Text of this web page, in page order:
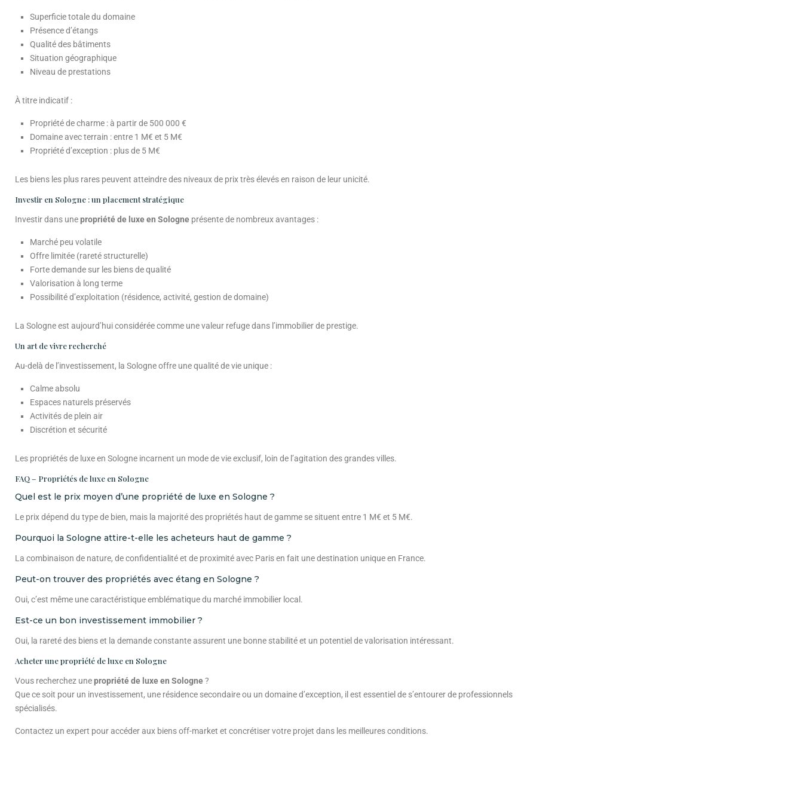
Superficie totale du domaine
Présence d’étangs
Qualité des bâtiments
Situation géographique
Niveau de prestations
À titre indicatif :
Propriété de charme : à partir de 500 000 €
Domaine avec terrain : entre 1 M€ et 5 M€
Propriété d’exception : plus de 5 M€
Les biens les plus rares peuvent atteindre des niveaux de prix très élevés en raison de leur unicité.
Investir en Sologne : un placement stratégique
Investir dans unepropriété de luxe en Sologne présente de nombreux avantages :
Marché peu volatile
Offre limitée (rareté structurelle)
Forte demande sur les biens de qualité
Valorisation à long terme
Possibilité d’exploitation (résidence, activité, gestion de domaine)
La Sologne est aujourd’hui considérée comme une valeur refuge dans l’immobilier de prestige.
Un art de vivre recherché
Au-delà de l’investissement, la Sologne offre une qualité de vie unique :
Calme absolu
Espaces naturels préservés
Activités de plein air
Discrétion et sécurité
Les propriétés de luxe en Sologne incarnent un mode de vie exclusif, loin de l’agitation des grandes villes.
FAQ – Propriétés de luxe en Sologne
Quel est le prix moyen d’une propriété de luxe en Sologne ?
Le prix dépend du type de bien, mais la majorité des propriétés haut de gamme se situent entre 1 M€ et 5 M€.
Pourquoi la Sologne attire-t-elle les acheteurs haut de gamme ?
La combinaison de nature, de confidentialité et de proximité avec Paris en fait une destination unique en France.
Peut-on trouver des propriétés avec étang en Sologne ?
Oui, c’est même une caractéristique emblématique du marché immobilier local.
Est-ce un bon investissement immobilier ?
Oui, la rareté des biens et la demande constante assurent une bonne stabilité et un potentiel de valorisation intéressant.
Acheter une propriété de luxe en Sologne
Vous recherchez unepropriété de luxe en Sologne?
Que ce soit pour un investissement, une résidence secondaire ou un domaine d’exception, il est essentiel de s’entourer de professionnels
spécialisés.
Contactez un expert pour accéder aux biens off-market et concrétiser votre projet dans les meilleures conditions.